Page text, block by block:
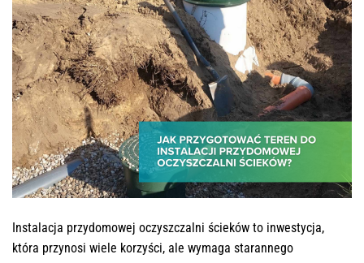
Instalacja przydomowej oczyszczalni ścieków to inwestycja,
która przynosi wiele korzyści, ale wymaga starannego